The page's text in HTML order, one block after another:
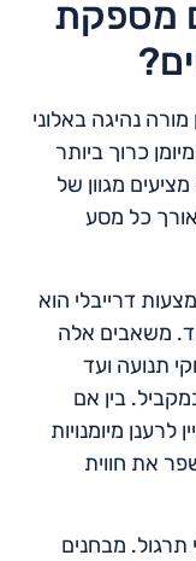
מספקת
נהיגה באלוני
כרוך ביותר
מגוון של
כל מסע
דרייבלי הוא
משאבים אלה
תנועה ועד
בין אם
לרענן מיומנויות
את חווית
תרגול. מבחנים